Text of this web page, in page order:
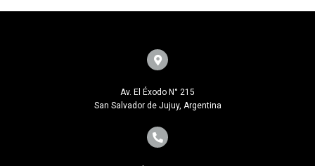
Av. El Éxodo N° 215
San Salvador de Jujuy, Argentina